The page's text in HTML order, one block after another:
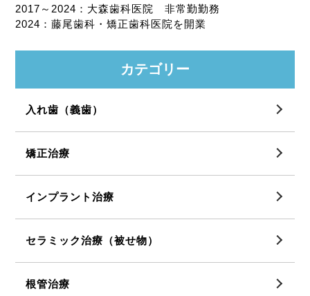
2017～2024：大森歯科医院 非常勤勤務
2024：藤尾歯科・矯正歯科医院を開業
カテゴリー
入れ歯（義歯）
矯正治療
インプラント治療
セラミック治療（被せ物）
根管治療